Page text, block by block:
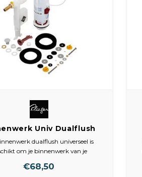
Univ Dualflush
Plieger (passend voor
alle reservoirs)
dualflush universeel is
om je binnenwerk van je
€68,50